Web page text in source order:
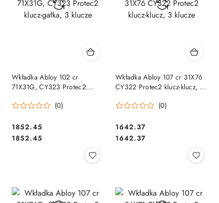
Wkładka Abloy 102 cr
71X31G, CY323 Protec2
(0)
Cena:
1852.45
Cena:
1852.45
Wkładka Abloy 107 cr 31X76
CY322 Protec2 klucz-klucz, 3
(0)
Cena:
1642.37
Cena:
1642.37